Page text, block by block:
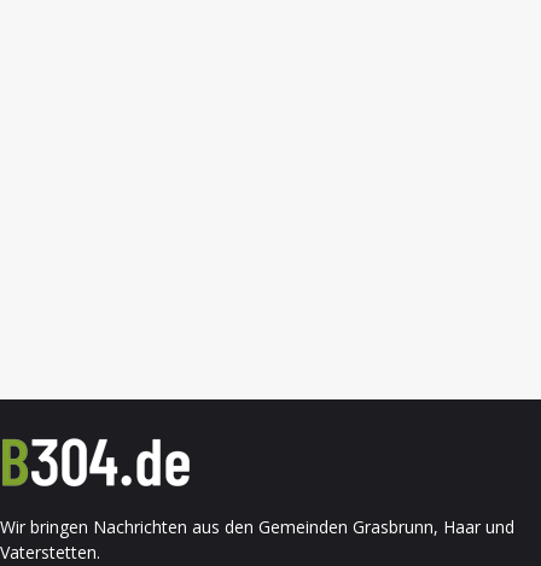
Wir bringen Nachrichten aus den Gemeinden Grasbrunn, Haar und
Vaterstetten.